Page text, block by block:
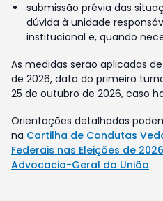
submissão prévia das
dúvida à unidade
institucional e, quando
As medidas serão aplicadas
de 2026, data do primeiro
25 de outubro de 2026, caso
Orientações detalhadas
na Cartilha de Condutas
Federais nas Eleições de
Advocacia-Geral da União.